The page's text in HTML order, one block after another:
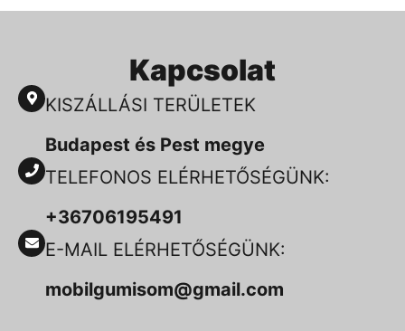
Kapcsolat
KISZÁLLÁSI TERÜLETEK
Budapest és Pest megye
TELEFONOS ELÉRHETŐSÉGÜNK:
+36706195491
E-MAIL ELÉRHETŐSÉGÜNK:
mobilgumisom@gmail.com